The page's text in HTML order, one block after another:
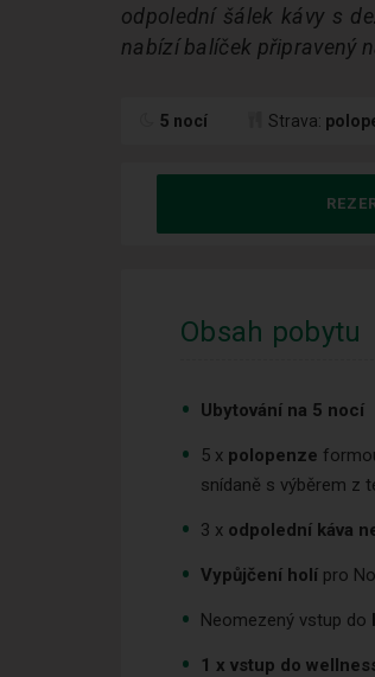
odpolední šálek kávy s
nabízí balíček připravený
5 nocí Strava:
Obsah pobytu
Ubytování na 5 nocí
5 x polopenze
snídaně s výběrem z
3 x odpolední káva
Vypůjčení holí pro
Neomezený vstup do
1 x vstup do